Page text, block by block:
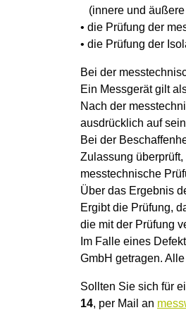
(innere und
• die Prüfung der
• die Prüfung der
Bei der
Ein Messgerät gilt
Nach der
ausdrücklich auf
Bei der
Zulassung
messtechnische
Über das Ergebnis
Ergibt die Prüfung,
die mit der Prüfung
Im Falle eines
GmbH getragen.
Sollten Sie sich für
14, per Mail an